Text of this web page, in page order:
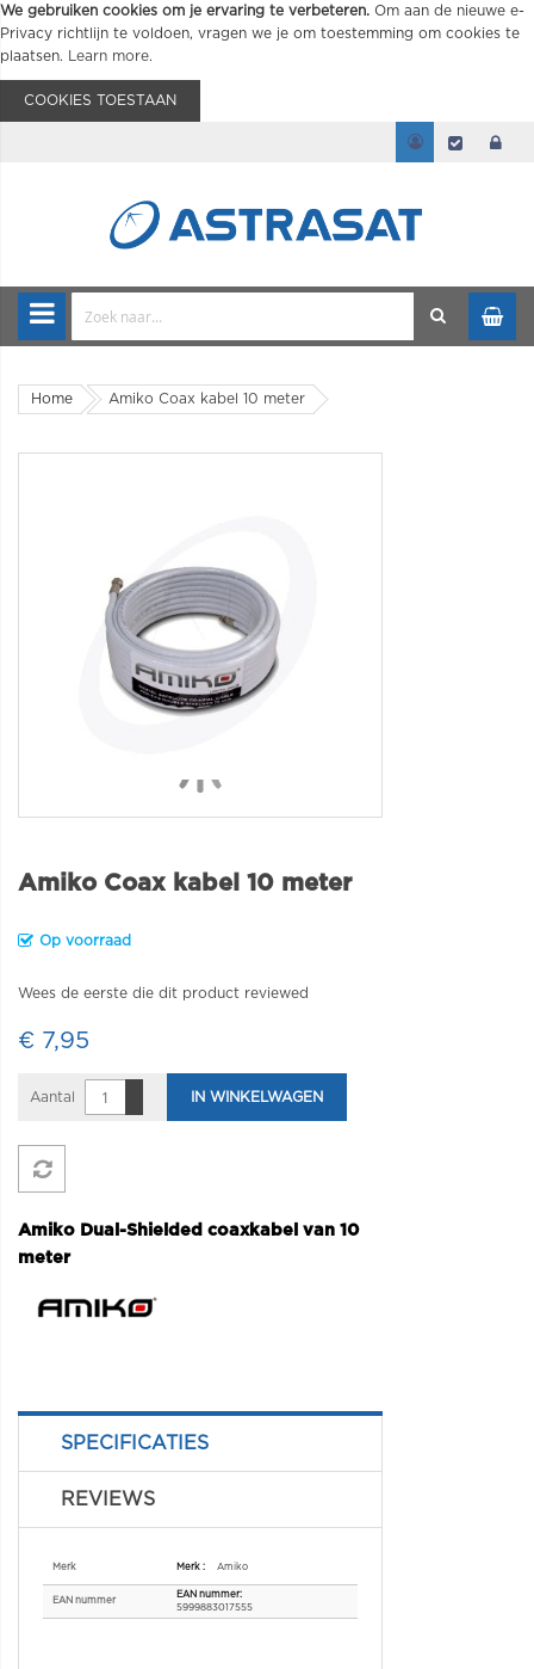
We gebruiken cookies om je ervaring te verbeteren. Om aan de nieuwe e-
Privacy richtlijn te voldoen, vragen we je om toestemming om cookies te
plaatsen.
Learn more.
COOKIES TOESTAAN
Home Amiko Coax kabel 10 meter
Amiko Coax kabel 10 meter
Op voorraad
Wees de eerste die dit product reviewed
€ 7,95
Aantal IN WINKELWAGEN
Amiko Dual-Shielded coaxkabel van 10
meter
SPECIFICATIES
REVIEWS
Merk
Amiko
EAN nummer
5999883017555